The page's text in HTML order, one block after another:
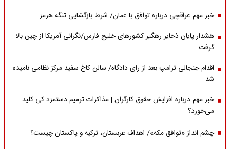
خبر مهم عراقچی درباره توافق با عمان/ شرط بازگشایی تنگه هرمز
هشدار پایان ذخایر رهگیر کشورهای خلیج فارس/نگرانی آمریکا از چین بالا
گرفت
اقدام جنجالی ترامپ بعد از رای دادگاه/ سالن کاخ سفید مرکز نظامی نامیده
شد
خبر مهم درباره افزایش حقوق کارگران | مذاکرات ترمیم دستمزد کی کلید
می‌خورد؟
چشم انداز «توافق مکه»/ اهداف عربستان، ترکیه و پاکستان چیست؟